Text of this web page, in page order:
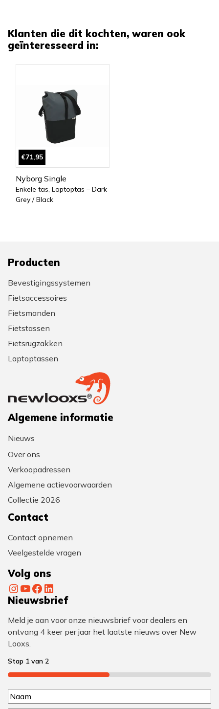
Klanten die dit kochten, waren ook
geïnteresseerd in:
€71,95
Nyborg Single
Enkele tas, Laptoptas – Dark
Grey / Black
Producten
Bevestigingssystemen
Fietsaccessoires
Fietsmanden
Fietstassen
Fietsrugzakken
Laptoptassen
Algemene informatie
Nieuws
Over ons
Verkoopadressen
Algemene actievoorwaarden
Collectie 2026
Contact
Contact opnemen
Veelgestelde vragen
Volg ons
InstagramYouTube Facebook LinkedIn
Nieuwsbrief
Meld je aan voor onze nieuwsbrief voor dealers en
ontvang 4 keer per jaar het laatste nieuws over New
Looxs.
Stap 1 van 2
50%
N